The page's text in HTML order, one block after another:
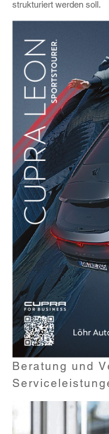
strukturiert werden soll.
Beratung und